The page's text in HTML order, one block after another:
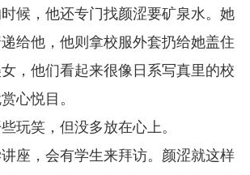
候，他还专门找颜涩要矿泉水。她
给他，他则拿校服外套扔给她盖住
，他们看起来很像日系写真里的校
心悦目。
玩笑，但没多放在心上。
座，会有学生来拜访。颜涩就这样